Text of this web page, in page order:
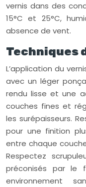
vernis dans des
15°C et 25°C,
absence de vent.
Techniques
L’application du
avec un léger
rendu lisse et une
couches fines et
les surépaisseurs.
pour une finition
entre chaque
Respectez
préconisés par le
environnement